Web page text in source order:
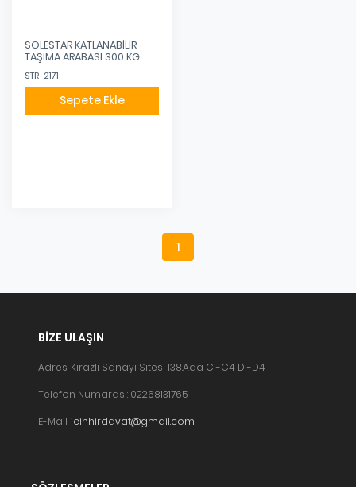
SOLESTAR KATLANABİLİR
TAŞIMA ARABASI 300 KG
STR-2171
Sepete Ekle
1
BIZE ULAŞIN
Adres: Kirazlı Sanayi Sitesi 138.Ada C1-C4 D1-D4
Telefon Numarası: 02268131765
E-Mail: icinhirdavat@gmail.com